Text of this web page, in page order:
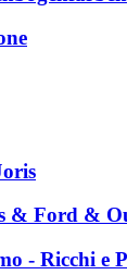
& Ford &
- Ricchi e